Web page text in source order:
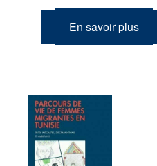
En savoir plus